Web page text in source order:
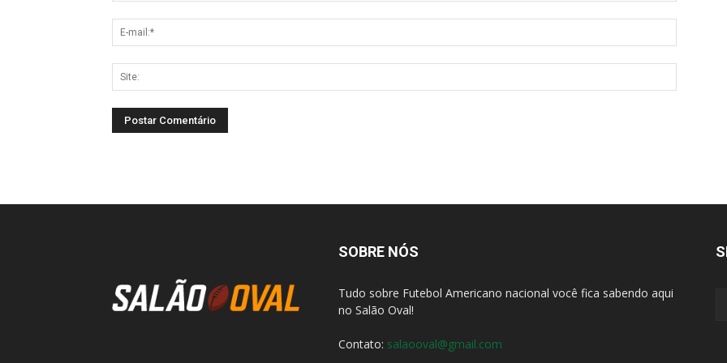
SOBRE NÓS
Tudo sobre Futebol Americano nacional você fica sabendo aqui
no Salão Oval!
Contato: salaooval@gmail.com